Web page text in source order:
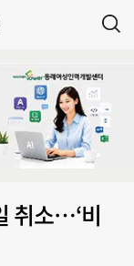
취소…‘비